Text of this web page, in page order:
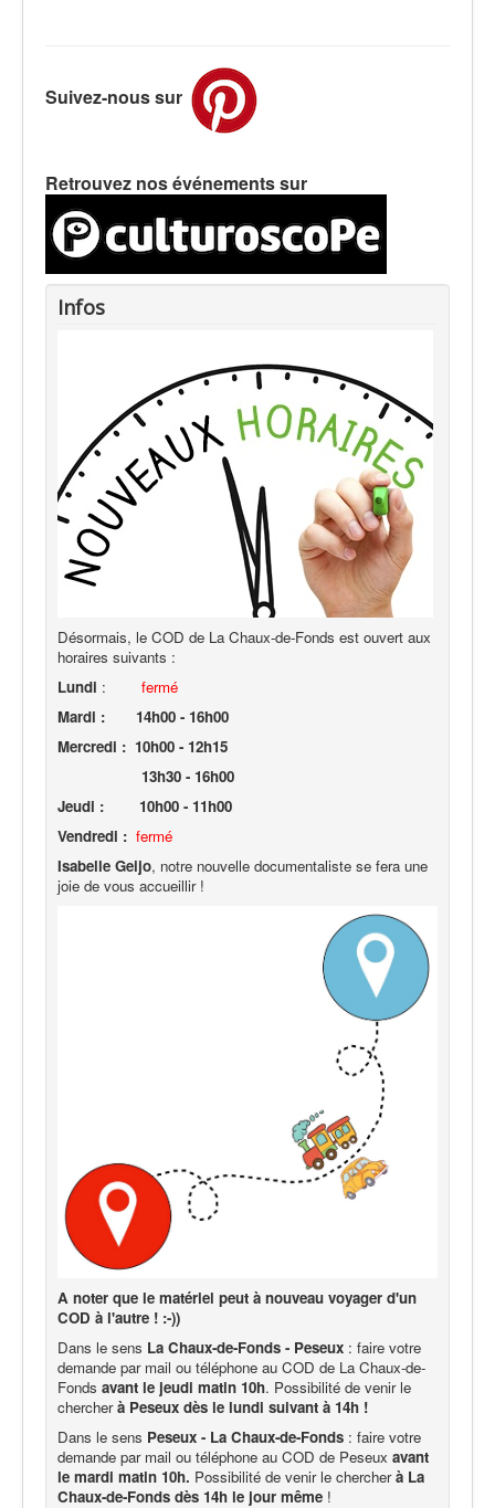
Suivez-nous sur
Retrouvez nos événements sur
Infos
Désormais, le COD de La Chaux-de-Fonds est ouvert aux
horaires suivants :
Lundi : fermé
Mardi :
14h00 - 16h00
Mercredi : 10h00 - 12h15
13h30 - 16h00
Jeudi : 10h00 - 11h00
Vendredi : fermé
Isabelle Geijo, notre nouvelle documentaliste se fera une
joie de vous accueillir !
A noter que le matériel peut à nouveau voyager d'un
COD à l'autre ! :-))
Dans le sens La Chaux-de-Fonds - Peseux : faire votre
demande par mail ou téléphone au COD de La Chaux-de-
Fonds avant le jeudi matin 10h. Possibilité de venir le
chercherà Peseux dès le lundi suivant à 14h !
Dans le sens Peseux - La Chaux-de-Fonds : faire votre
demande par mail ou téléphone au COD de Peseux avant
le mardi matin 10h. Possibilité de venir le chercherà La
Chaux-de-Fonds dès 14h le jour même !